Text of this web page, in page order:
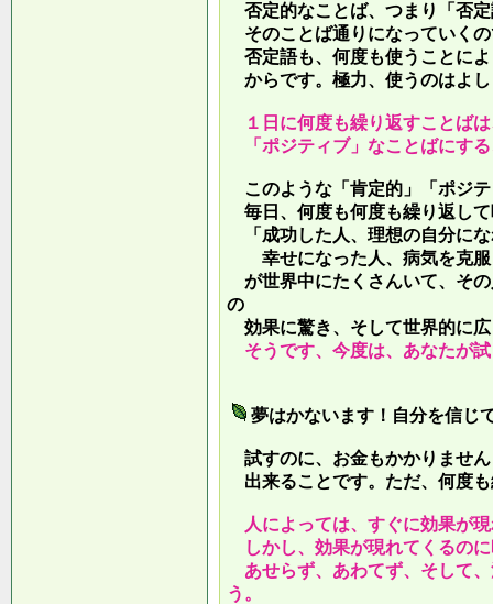
否定的なことば、つまり「否
そのことば通りになっていく
否定語も、何度も使うことに
からです。極力、使うのはよ
１日に何度も繰り返すことば
「ポジティブ」なことばにす
このような「肯定的」「ポジ
毎日、何度も何度も繰り返し
「成功した人、理想の自分に
幸せになった人、病気を克服
が世界中にたくさんいて、そ
の
効果に驚き、そして世界的に
そうです、今度は、あなたが
夢はかないます！自分を信じ
試すのに、お金もかかりませ
出来ることです。ただ、何度
人によっては、すぐに効果が
しかし、効果が現れてくるの
あせらず、あわてず、そして
う。